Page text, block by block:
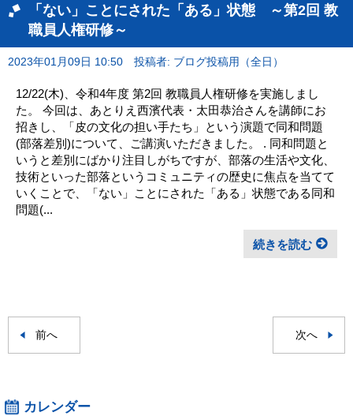
「ない」ことにされた「ある」状態 ～第2回 教
職員人権研修～
2023年01月09日 10:50 投稿者: ブログ投稿用（全日）
12/22(木)、令和4年度 第2回 教職員人権研修を実施しまし
た。 今回は、あとりえ西濱代表・太田恭治さんを講師にお
招きし、「皮の文化の担い手たち」という演題で同和問題
(部落差別)について、ご講演いただきました。 . 同和問題と
いうと差別にばかり注目しがちですが、部落の生活や文化、
技術といった部落というコミュニティの歴史に焦点を当てて
いくことで、「ない」ことにされた「ある」状態である同和
問題(...
続きを読む
前へ 次へ
カレンダー